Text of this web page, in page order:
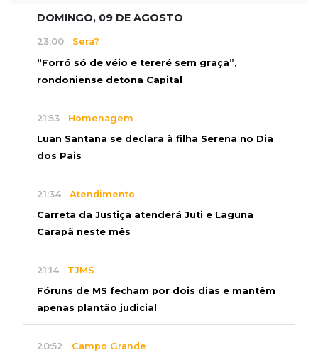
DOMINGO, 09 DE AGOSTO
23:00 Será?
“Forró só de véio e tereré sem graça”,
rondoniense detona Capital
21:53 Homenagem
Luan Santana se declara à filha Serena no Dia
dos Pais
21:34 Atendimento
Carreta da Justiça atenderá Juti e Laguna
Carapã neste mês
21:14 TJMS
Fóruns de MS fecham por dois dias e mantêm
apenas plantão judicial
20:52 Campo Grande